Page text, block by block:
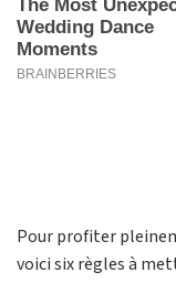
Pour profiter
voici six règles à